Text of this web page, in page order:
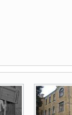
4 фото